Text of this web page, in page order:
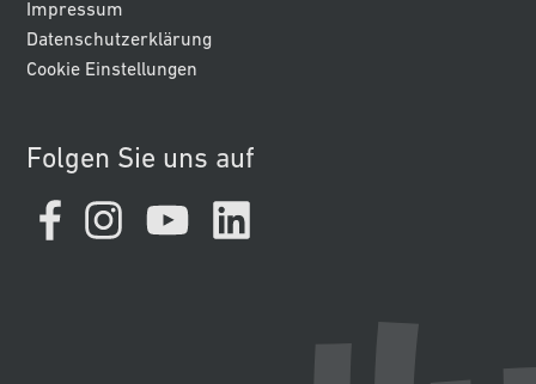
Impressum
Datenschutzerklärung
Cookie Einstellungen
Folgen Sie uns auf